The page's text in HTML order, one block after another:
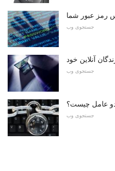
رمز عبور شما
جستجوی وب
آنلاین خود
جستجوی وب
دو عامل چیست؟
جستجوی وب